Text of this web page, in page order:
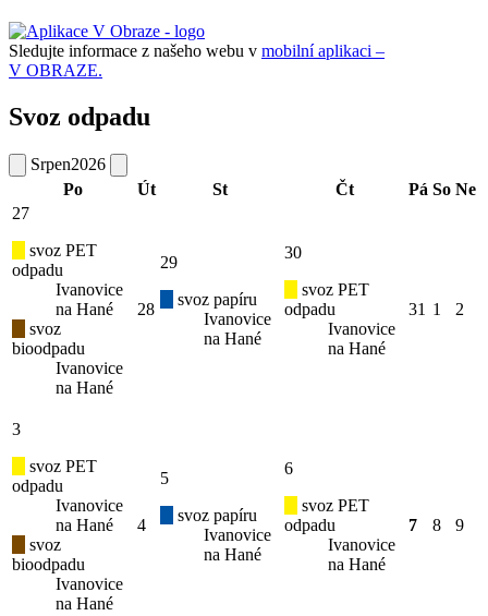
Sledujte informace z našeho webu v mobilní aplikaci –
V OBRAZE.
Svoz odpadu
Srpen2026
Po
Út St Čt Pá So Ne
27
svoz PET
odpadu
Ivanovice
na Hané
svoz
bioodpadu
Ivanovice
na Hané
28
29
svoz papíru
Ivanovice
na Hané
30
svoz PET
odpadu
Ivanovice
na Hané
31 1 2
3
svoz PET
odpadu
Ivanovice
na Hané
svoz
bioodpadu
Ivanovice
na Hané
4
5
svoz papíru
Ivanovice
na Hané
6
svoz PET
odpadu
Ivanovice
na Hané
7 8 9